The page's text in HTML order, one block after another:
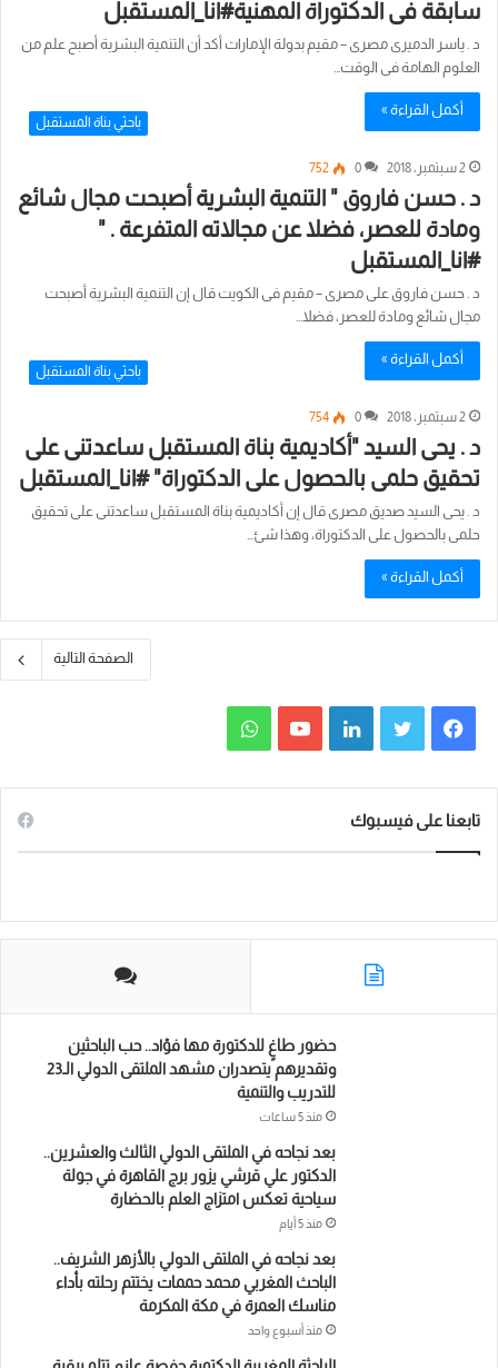
سابقة فى الدكتوراة المهنية#انا_المستقبل
د . ياسر الدميرى مصرى – مقيم بدولة الإمارات أكد أن التنمية البشرية أصبح علم من
العلوم الهامة فى الوقت…
أكمل القراءة »
باحثي بناة المستقبل
2 سبتمبر، 2018 0
752
د . حسن فاروق " التنمية البشرية أصبحت مجال شائع
ومادة للعصر، فضلا عن مجالاته المتفرعة . "
#انا_المستقبل
د . حسن فاروق على مصرى – مقيم فى الكويت قال إن التنمية البشرية أصبحت
مجال شائع ومادة للعصر، فضلا…
أكمل القراءة »
باحثي بناة المستقبل
2 سبتمبر، 2018 0
754
د . يحى السيد "أكاديمية بناة المستقبل ساعدتنى على
تحقيق حلمى بالحصول على الدكتوراة" #انا_المستقبل
د . يحى السيد صديق مصرى قال إن أكاديمية بناة المستقبل ساعدتنى على تحقيق
حلمى بالحصول على الدكتوراة، وهذا شئ…
أكمل القراءة »
الصفحة التالية
س ي
تابعنا على فيسبوك
حضور طاغٍ للدكتورة مها فؤاد.. حب الباحثين
وتقديرهم يتصدران مشهد الملتقى الدولي الـ23
للتدريب والتنمية
منذ 5 ساعات
بعد نجاحه في الملتقى الدولي الثالث والعشرين..
الدكتور علي قرشي يزور برج القاهرة في جولة
سياحية تعكس امتزاج العلم بالحضارة
منذ 5 أيام
بعد نجاحه في الملتقى الدولي بالأزهر الشريف..
الباحث المغربي محمد حممات يختتم رحلته بأداء
مناسك العمرة في مكة المكرمة
منذ أسبوع واحد